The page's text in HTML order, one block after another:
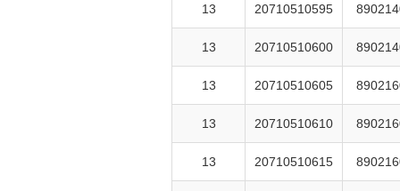
13 20710510595
13 20710510600
13 20710510605
13 20710510610
13 20710510615